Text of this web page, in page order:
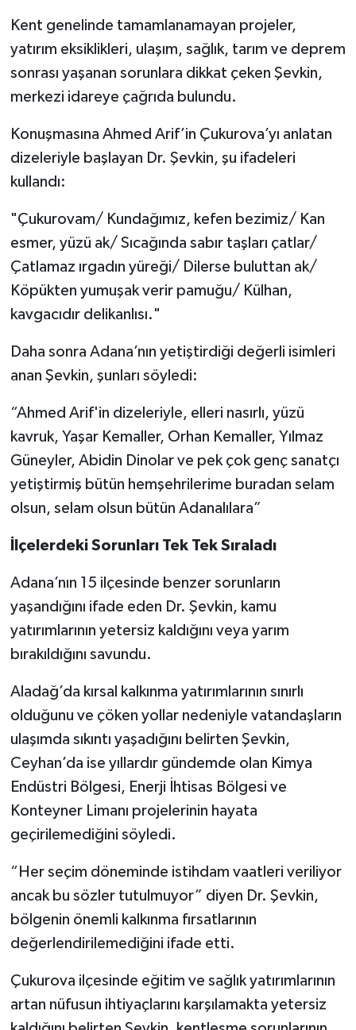
Kent genelinde tamamlanamayan projeler,
yatırım eksiklikleri, ulaşım, sağlık, tarım ve deprem
sonrası yaşanan sorunlara dikkat çeken Şevkin,
merkezi idareye çağrıda bulundu.
Konuşmasına Ahmed Arif’in Çukurova’yı anlatan
dizeleriyle başlayan Dr. Şevkin, şu ifadeleri
kullandı:
"Çukurovam/ Kundağımız, kefen bezimiz/ Kan
esmer, yüzü ak/ Sıcağında sabır taşları çatlar/
Çatlamaz ırgadın yüreği/ Dilerse buluttan ak/
Köpükten yumuşak verir pamuğu/ Külhan,
kavgacıdır delikanlısı."
Daha sonra Adana’nın yetiştirdiği değerli isimleri
anan Şevkin, şunları söyledi:
“Ahmed Arif'in dizeleriyle, elleri nasırlı, yüzü
kavruk, Yaşar Kemaller, Orhan Kemaller, Yılmaz
Güneyler, Abidin Dinolar ve pek çok genç sanatçı
yetiştirmiş bütün hemşehrilerime buradan selam
olsun, selam olsun bütün Adanalılara”
İlçelerdeki Sorunları Tek Tek Sıraladı
Adana’nın 15 ilçesinde benzer sorunların
yaşandığını ifade eden Dr. Şevkin, kamu
yatırımlarının yetersiz kaldığını veya yarım
bırakıldığını savundu.
Aladağ’da kırsal kalkınma yatırımlarının sınırlı
olduğunu ve çöken yollar nedeniyle vatandaşların
ulaşımda sıkıntı yaşadığını belirten Şevkin,
Ceyhan’da ise yıllardır gündemde olan Kimya
Endüstri Bölgesi, Enerji İhtisas Bölgesi ve
Konteyner Limanı projelerinin hayata
geçirilemediğini söyledi.
“Her seçim döneminde istihdam vaatleri veriliyor
ancak bu sözler tutulmuyor” diyen Dr. Şevkin,
bölgenin önemli kalkınma fırsatlarının
değerlendirilemediğini ifade etti.
Çukurova ilçesinde eğitim ve sağlık yatırımlarının
artan nüfusun ihtiyaçlarını karşılamakta yetersiz